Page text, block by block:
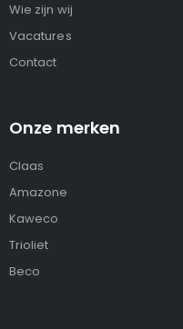
Wie zijn wij
Vacatures
Contact
Onze merken
Claas
Amazone
Kaweco
Trioliet
Beco